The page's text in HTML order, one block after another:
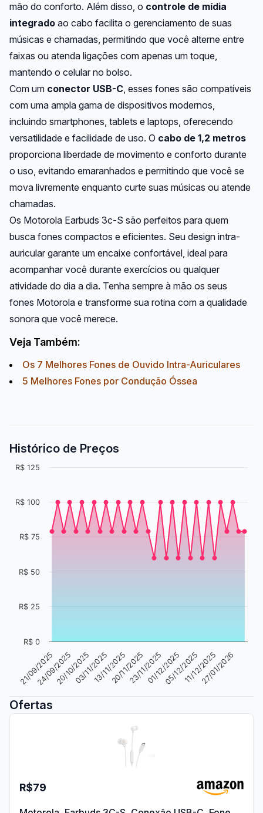
mão do conforto. Além disso, o controle de mídia
integrado ao cabo facilita o gerenciamento de suas
músicas e chamadas, permitindo que você alterne entre
faixas ou atenda ligações com apenas um toque,
mantendo o celular no bolso.
Com um conector USB-C, esses fones são compatíveis
com uma ampla gama de dispositivos modernos,
incluindo smartphones, tablets e laptops, oferecendo
versatilidade e facilidade de uso. O cabo de 1,2 metros
proporciona liberdade de movimento e conforto durante
o uso, evitando emaranhados e permitindo que você se
mova livremente enquanto curte suas músicas ou atende
chamadas.
Os Motorola Earbuds 3c-S são perfeitos para quem
busca fones compactos e eficientes. Seu design intra-
auricular garante um encaixe confortável, ideal para
acompanhar você durante exercícios ou qualquer
atividade do dia a dia. Tenha sempre à mão os seus
fones Motorola e transforme sua rotina com a qualidade
sonora que você merece.
Veja Também:
Os 7 Melhores Fones de Ouvido Intra-Auriculares
5 Melhores Fones por Condução Óssea
Histórico de Preços
21/09/2025
24/09/202520/10/202503/11/202513/11/202520/11/202523/11/202501/12/202505/12/202511/12/202527/01/2026
R$ 0
R$ 25
R$ 50
R$ 75
R$ 100
R$ 125
Ofertas
R$79